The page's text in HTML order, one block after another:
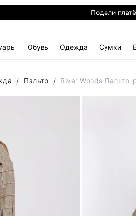
Подели
Обувь Одежда Сумки
Пальто River Woods